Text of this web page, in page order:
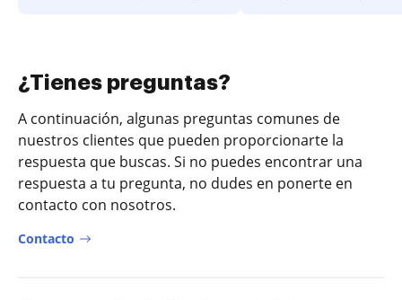
¿Tienes preguntas?
A continuación, algunas preguntas comunes de
nuestros clientes que pueden proporcionarte la
respuesta que buscas. Si no puedes encontrar una
respuesta a tu pregunta, no dudes en ponerte en
contacto con nosotros.
Contacto